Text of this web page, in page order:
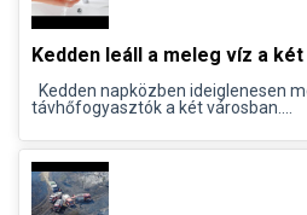
Kedden leáll a meleg víz a
Kedden napközben ideiglenesen
távhőfogyasztók a két városban....